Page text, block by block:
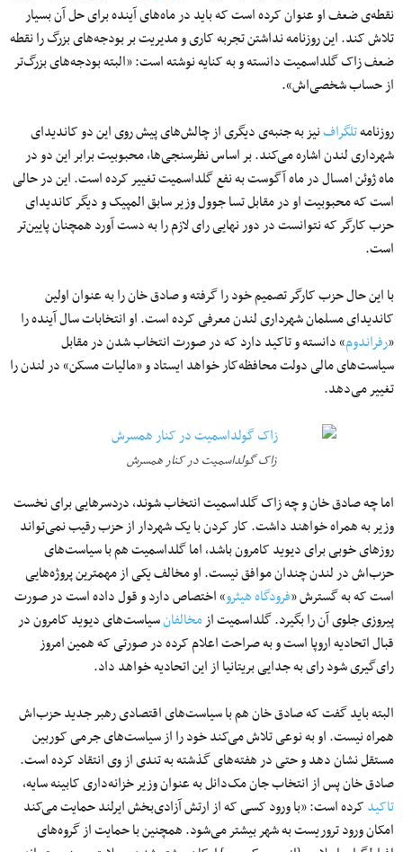
نقطه‌ی ضعف او عنوان کرده است که باید در ماه‌های آینده برای حل آن بسیار
تلاش کند. این روزنامه نداشتن تجربه کاری و مدیریت بر بودجه‌های بزرگ را نقطه
ضعف زاک گلداسمیت دانسته و به کنایه نوشته است: «البته بودجه‌های بزرگ‌تر
از حساب شخصی‌اش».
روزنامهتلگرافنیز به جنبه‌ی دیگری از چالش‌های پیش روی این دو کاندیدای
شهرداری لندن اشاره می‌کند. بر اساس نظرسنجی‌ها، محبوبیت برابر این دو در
ماه ژوئن امسال در ماه آگوست به نفع گلداسمیت تغییر کرده است. این در حالی
است که محبوبیت او در مقابل تسا جوول وزیر سابق المپیک و دیگر کاندیدای
حزب کارگر که نتوانست در دور نهایی رای لازم را به دست آورد همچنان پایین‌تر
است.
با این حال حزب کارگر تصمیم خود را گرفته و صادق خان را به عنوان اولین
کاندیدای مسلمان شهرداری لندن معرفی کرده است. او انتخابات سال آینده را
«رفراندوم» دانسته و تاکید دارد که در صورت انتخاب شدن در مقابل
سیاست‌های مالی دولت محافظه‌کار خواهد ایستاد و «مالیات مسکن» در لندن را
تغییر می‌دهد.
زاک گولداسمیت در کنار همسرش
اما چه صادق خان و چه زاک گلداسمیت انتخاب شوند، دردسرهایی برای نخست
وزیر به همراه خواهند داشت. کار کردن با یک شهردار از حزب رقیب نمی‌تواند
روزهای خوبی برای دیوید کامرون باشد، اما گلداسمیت هم با سیاست‌های
حزب‌اش در لندن چندان موافق نیست. او مخالف یکی از مهمترین پروژه‌هایی
است که به گسترش «فرودگاه هیثرو» اختصاص دارد و قول داده است در صورت
پیروزی جلوی آن را بگیرد. گلداسمیت ازمخالفانسیاست‌های دیوید کامرون در
قبال اتحادیه اروپا است و به صراحت اعلام کرده در صورتی که همین امروز
رای‌گیری شود رای به جدایی بریتانیا از این اتحادیه خواهد داد.
البته باید گفت که صادق خان هم با سیاست‌های اقتصادی رهبر جدید حزب‌اش
همراه نیست. او به نوعی تلاش می‌کند خود را از سیاست‌های جرمی کوربین
مستقل نشان دهد و حتی در هفته‌های گذشته به تندی از وی انتقاد کرده است.
صادق خان پس از انتخاب جان مک‌دانل به عنوان وزیر خزانه‌داری کابینه سایه،
تاکیدکرده است: «با ورود کسی که از ارتش آزادی‌بخش ایرلند حمایت می‌کند
امکان ورود تروریست به شهر بیشتر می‌شود. همچنین با حمایت از گروه‌های